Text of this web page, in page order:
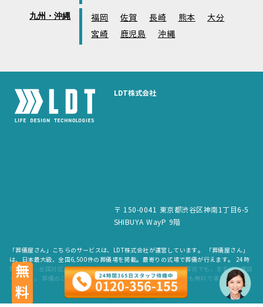
九州・沖縄 福岡 佐賀 長崎 熊本
大分
宮崎
鹿児島 沖縄
LDT株式会社
〒 150-0041 東京都渋谷区神南1丁目6-5
SHIBUYA WayP 9階
「葬儀屋さん」こちらのサービスは、LDT株式会社が運営しています。 「葬儀屋さん」
は、日本最大級、全国6,500件の葬儀場を掲載。最寄りの式場で葬儀が行えます。 24時
間365日・全国対応。スタッフが待機していますので、早朝でも深夜でも、まずはお電話
ください。 葬儀のご依頼だけでなく、お見積もりや費用のご相談も無料で承ります。
無料